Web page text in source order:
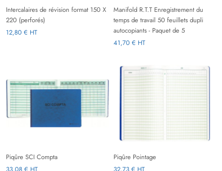
Intercalaires de révision format 150 X
220 (perforés)
12,80 € HT
Manifold R.T.T Enregistrement du
temps de travail 50 feuillets dupli
autocopiants - Paquet de 5
41,70 € HT
Piqûre SCI Compta
Piqûre Pointage